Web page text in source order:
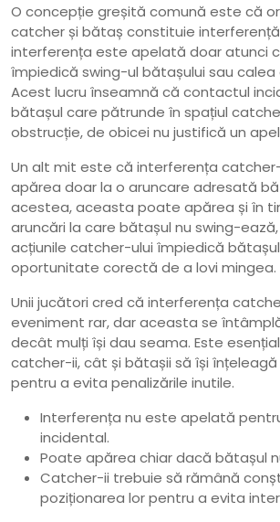
O concepție greșită comună este că
catcher și bătaș constituie
interferența este apelată doar atunci
împiedică swing-ul bătașului sau
Acest lucru înseamnă că contactul
bătașul care pătrunde în spațiul
obstrucție, de obicei nu justifică un
Un alt mit este că interferența
apărea doar la o aruncare adresată
acestea, aceasta poate apărea și în
aruncări la care bătașul nu swing-
acțiunile catcher-ului împiedică
oportunitate corectă de a lovi mingea.
Unii jucători cred că interferența
eveniment rar, dar aceasta se
decât mulți își dau seama. Este
catcher-ii, cât și bătașii să își
pentru a evita penalizările inutile.
Interferența nu este apelată
incidental.
Poate apărea chiar dacă bătașul
Catcher-ii trebuie să rămână
poziționarea lor pentru a evita